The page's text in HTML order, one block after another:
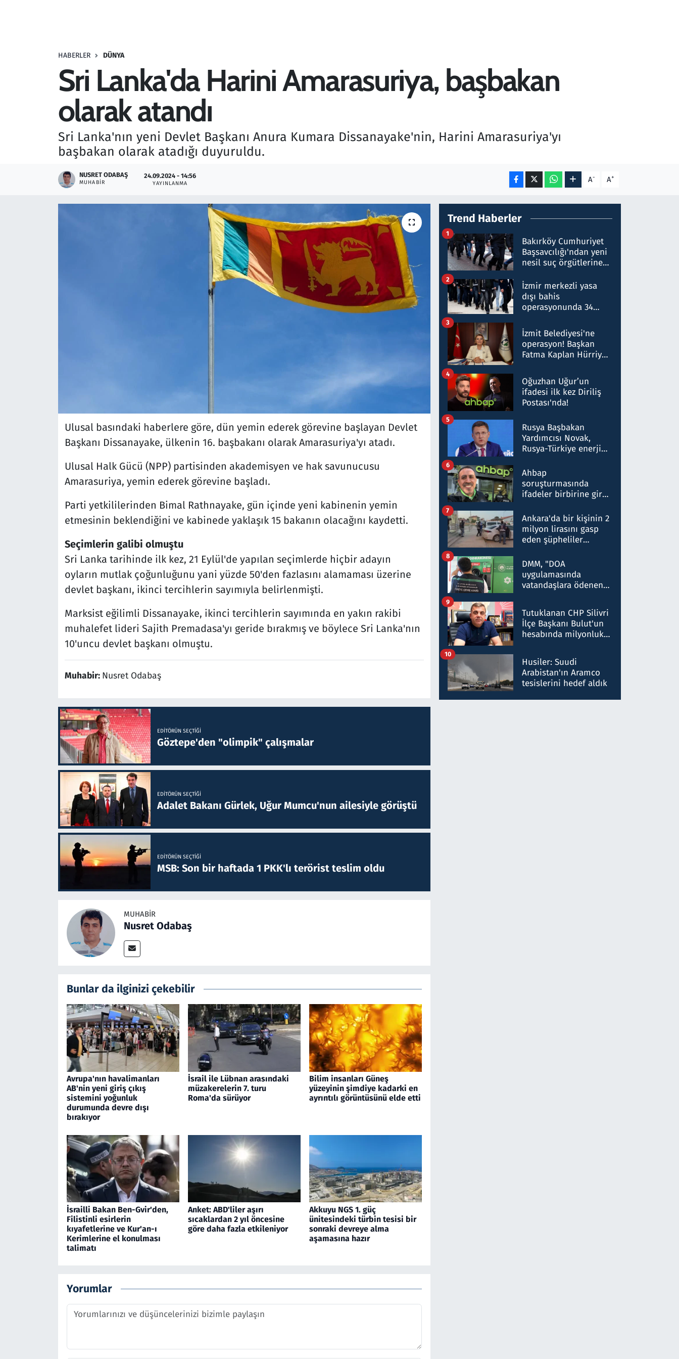
HABERLER DÜNYA
Sri Lanka'da Harini Amarasuriya, başbakan
olarak atandı
Sri Lanka'nın yeni Devlet Başkanı Anura Kumara Dissanayake'nin, Harini Amarasuriya'yı
başbakan olarak atadığı duyuruldu.
NUSRET ODABAŞ
MUHABIR
24.09.2024 - 14:56
YAYINLANMA A- A+
Ulusal basındaki haberlere göre, dün yemin ederek görevine başlayan Devlet
Başkanı Dissanayake, ülkenin 16. başbakanı olarak Amarasuriya'yı atadı.
Ulusal Halk Gücü (NPP) partisinden akademisyen ve hak savunucusu
Amarasuriya, yemin ederek görevine başladı.
Parti yetkililerinden Bimal Rathnayake, gün içinde yeni kabinenin yemin
etmesinin beklendiğini ve kabinede yaklaşık 15 bakanın olacağını kaydetti.
Seçimlerin galibi olmuştu
Sri Lanka tarihinde ilk kez, 21 Eylül'de yapılan seçimlerde hiçbir adayın
oyların mutlak çoğunluğunu yani yüzde 50'den fazlasını alamaması üzerine
devlet başkanı, ikinci tercihlerin sayımıyla belirlenmişti.
Marksist eğilimli Dissanayake, ikinci tercihlerin sayımında en yakın rakibi
muhalefet lideri Sajith Premadasa'yı geride bırakmış ve böylece Sri Lanka'nın
10'uncu devlet başkanı olmuştu.
Muhabir: Nusret Odabaş
EDITÖRÜN SEÇTIĞI
Göztepe'den "olimpik" çalışmalar
EDITÖRÜN SEÇTIĞI
Adalet Bakanı Gürlek, Uğur Mumcu'nun ailesiyle görüştü
EDITÖRÜN SEÇTIĞI
MSB: Son bir haftada 1 PKK'lı terörist teslim oldu
MUHABIR
Nusret Odabaş
Bunlar da ilginizi çekebilir
Avrupa'nın havalimanları
AB'nin yeni giriş çıkış
sistemini yoğunluk
durumunda devre dışı
bırakıyor
İsrail ile Lübnan arasındaki
müzakerelerin 7. turu
Roma'da sürüyor
Bilim insanları Güneş
yüzeyinin şimdiye kadarki en
ayrıntılı görüntüsünü elde etti
İsrailli Bakan Ben-Gvir'den,
Filistinli esirlerin
kıyafetlerine ve Kur'an-ı
Kerimlerine el konulması
talimatı
Anket: ABD'liler aşırı
sıcaklardan 2 yıl öncesine
göre daha fazla etkileniyor
Akkuyu NGS 1. güç
ünitesindeki türbin tesisi bir
sonraki devreye alma
aşamasına hazır
Yorumlar
Trend Haberler
Bakırköy Cumhuriyet
Başsavcılığı'ndan yeni
nesil suç örgütlerine
hakkında gözaltı kararı
1
İzmir merkezli yasa
dışı bahis
operasyonunda 34
Milyar liralık para
trafiği tespit edildi
2
İzmit Belediyesi'ne
operasyon! Başkan
Fatma Kaplan Hürriyet
3
Oğuzhan Uğur’un
ifadesi ilk kez Diriliş
Postası'nda!
4
Rusya Başbakan
Yardımcısı Novak,
Rusya-Türkiye enerji
nitelikte olduğunu
belirtti
5
Ahbap
soruşturmasında
ifadeler birbirine girdi:
ifadelerinden ortaya
çıkan tablo şok etti
6
Ankara'da bir kişinin 2
milyon lirasını gasp
eden şüpheliler
7
DMM, "DOA
uygulamasında
vatandaşlara ödenen
düşürüldüğü" iddiasını
yalanladı
8
Tutuklanan CHP Silivri
İlçe Başkanı Bulut'un
hesabında milyonluk
talimat verdi, ben
gönderdim
9
Husiler: Suudi
Arabistan'ın Aramco
tesislerini hedef aldık
10
Savunma Sanayi
Teknoloji ve Bilim
Televizyon